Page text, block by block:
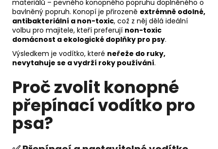
materiálů – pevného konopného popruhu doplněného o
bavlněný popruh. Konopí je přirozeně extrémně odolné,
antibakteriální a non-toxic, což z něj dělá ideální
volbu pro majitele, kteří preferují non-toxic
domácnost a ekologické doplňky pro psy.
Výsledkem je vodítko, které neřeže do ruky,
nevytahuje se a vydrží roky používání.
Proč zvolit konopné
přepínací vodítko pro
psa?